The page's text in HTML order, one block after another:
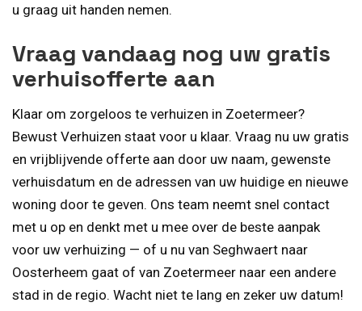
u graag uit handen nemen.
Vraag vandaag nog uw gratis
verhuisofferte aan
Klaar om zorgeloos te verhuizen in Zoetermeer?
Bewust Verhuizen staat voor u klaar. Vraag nu uw gratis
en vrijblijvende offerte aan door uw naam, gewenste
verhuisdatum en de adressen van uw huidige en nieuwe
woning door te geven. Ons team neemt snel contact
met u op en denkt met u mee over de beste aanpak
voor uw verhuizing — of u nu van Seghwaert naar
Oosterheem gaat of van Zoetermeer naar een andere
stad in de regio. Wacht niet te lang en zeker uw datum!